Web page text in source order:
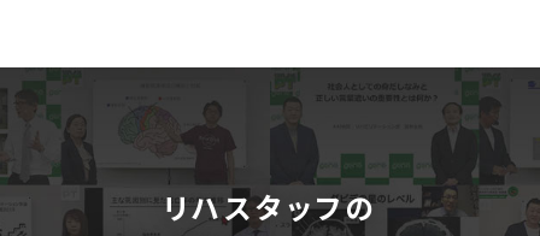
リハスタッフの